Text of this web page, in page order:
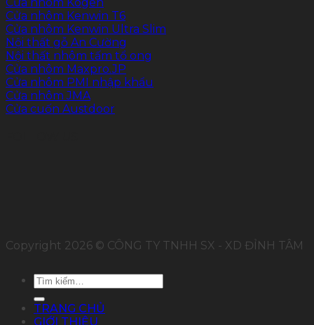
Cửa nhôm Kenwin T6
Cửa nhôm Kenwin Ultra Slim
Nội thất gỗ An Cường
Nội thất nhôm tấm tổ ong
Cửa nhôm Maxpro.JP
Cửa nhôm PMI nhập khẩu
Cửa nhôm JMA
Cửa cuốn Austdoor
Copyright 2026 © CÔNG TY TNHH SX - XD ĐỈNH TÂM
Tìm
TRANG CHỦ
GIỚI THIỆU